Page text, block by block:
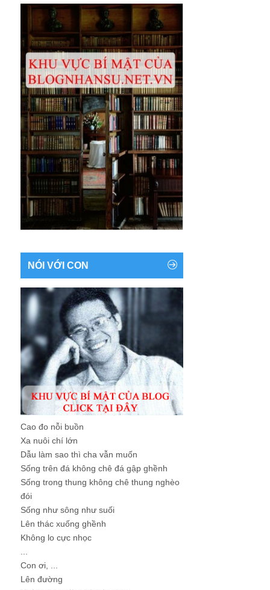
NÓI VỚI CON
Cao đo nỗi buồn
Xa nuôi chí lớn
Dẫu làm sao thì cha vẫn muốn
Sống trên đá không chê đá gập ghềnh
Sống trong thung không chê thung nghèo
đói
Sống như sông như suối
Lên thác xuống ghềnh
Không lo cực nhọc
...
Con ơi, ...
Lên đường